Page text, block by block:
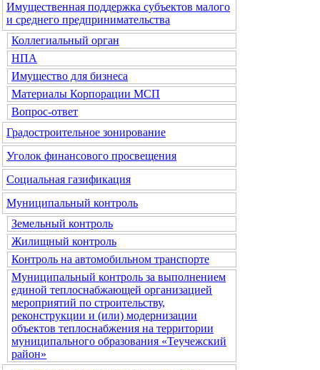
Имущественная поддержка субъектов малого
и среднего предпринимательства
Коллегиальный орган
НПА
Имущество для бизнеса
Материалы Корпорации МСП
Вопрос-ответ
Градостроительное зонирование
Уголок финансового просвещения
Социальная газификация
Муниципальный контроль
Земельный контроль
Жилищный контроль
Контроль на автомобильном транспорте
Муниципальный контроль за выполнением
единой теплоснабжающей организацией
мероприятий по строительству,
реконструкции и (или) модернизации
объектов теплоснабжения на территории
муниципального образования «Теучежский
район»